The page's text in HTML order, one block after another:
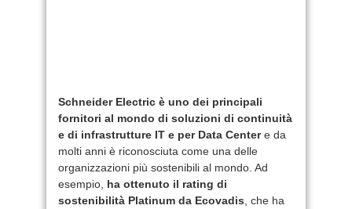
Schneider Electric è uno dei principali
fornitori al mondo di soluzioni di continuità
e di infrastrutture IT e per Data Centere da
molti anni è riconosciuta come una delle
organizzazioni più sostenibili al mondo. Ad
esempio, ha ottenuto il rating di
sostenibilità Platinum da Ecovadis , che ha